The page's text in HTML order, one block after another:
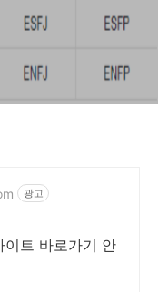
광고
이트 바로가기 안